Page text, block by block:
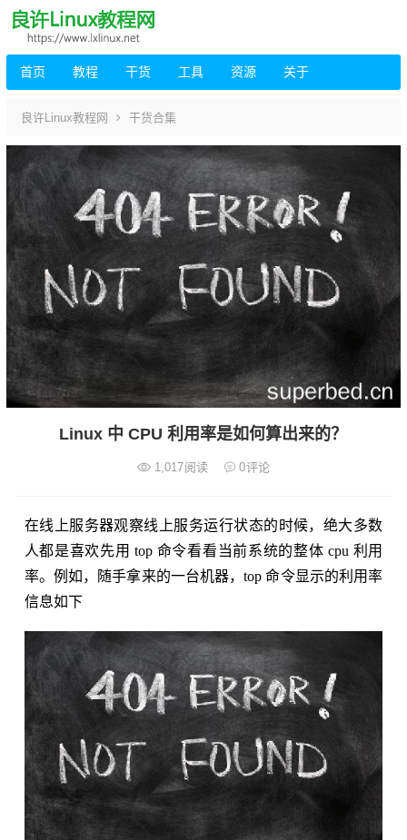
首页 教程 干货 工具 资源 关于
良许Linux教程网 干货合集
Linux 中 CPU 利用率是如何算出来的？
1,017阅读 0评论
在线上服务器观察线上服务运行状态的时候，绝大多数
人都是喜欢先用 top 命令看看当前系统的整体 cpu 利用
率。例如，随手拿来的一台机器，top 命令显示的利用率
信息如下